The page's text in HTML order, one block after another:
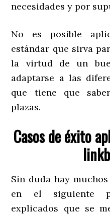
necesidades y por
No es posible
estándar que sirva
la virtud de un
adaptarse a las
que tiene que
plazas.
Casos de éxito
Sin duda hay
en el siguiente
explicados que se